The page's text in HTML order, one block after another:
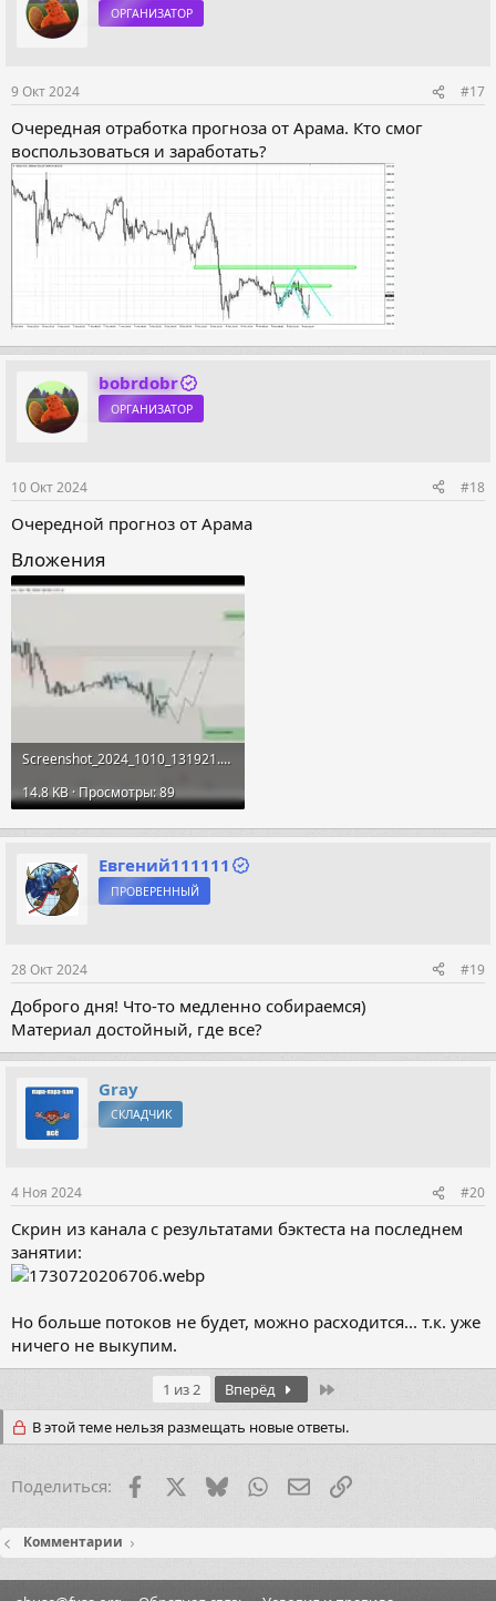
ОРГАНИЗАТОР
9 Окт 2024 #17
Очередная отработка прогноза от Арама. Кто смог
воспользоваться и заработать?
bobrdobr
ОРГАНИЗАТОР
10 Окт 2024 #18
Очередной прогноз от Арама
Вложения
Screenshot_2024_1010_131921.webp
14.8 KB · Просмотры: 89
Евгений111111
ПРОВЕРЕННЫЙ
28 Окт 2024 #19
Доброго дня! Что-то медленно собираемся)
Материал достойный, где все?
Gray
СКЛАДЧИК
4 Ноя 2024 #20
Скрин из канала с результатами бэктеста на последнем
занятии:
Но больше потоков не будет, можно расходится... т.к. уже
ничего не выкупим.
1 из 2 Вперёд
В этой теме нельзя размещать новые ответы.
Поделиться: FacebookX (Twitter)
BlueskyWhatsAppЭлектронная почта
Ссылка
Комментарии